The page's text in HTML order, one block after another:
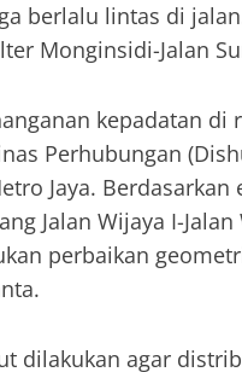
berlalu lintas di
Monginsidi-Jalan
kepadatan
Perhubungan
Jaya.
Jalan Wijaya I-
perbaikan
dilakukan agar